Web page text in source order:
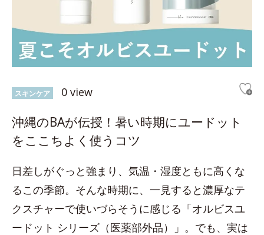
スキンケア 0 view
沖縄のBAが伝授！暑い時期にユードット
をここちよく使うコツ
日差しがぐっと強まり、気温・湿度ともに高くな
るこの季節。そんな時期に、一見すると濃厚なテ
クスチャーで使いづらそうに感じる「オルビスユ
ードット シリーズ（医薬部外品）」。でも、実は